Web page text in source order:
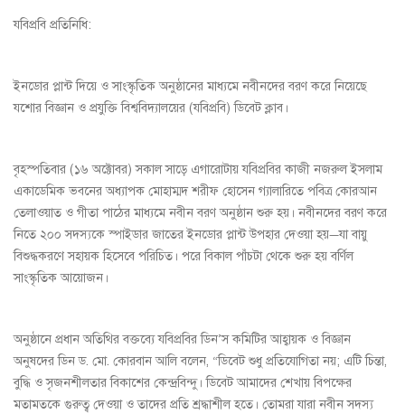
যবিপ্রবি প্রতিনিধি:
ইনডোর প্লান্ট দিয়ে ও সাংস্কৃতিক অনুষ্ঠানের মাধ্যমে নবীনদের বরণ করে নিয়েছে
যশোর বিজ্ঞান ও প্রযুক্তি বিশ্ববিদ্যালয়ের (যবিপ্রবি) ডিবেট ক্লাব।
বৃহস্পতিবার (১৬ অক্টোবর) সকাল সাড়ে এগারোটায় যবিপ্রবির কাজী নজরুল ইসলাম
একাডেমিক ভবনের অধ্যাপক মোহাম্মদ শরীফ হোসেন গ্যালারিতে পবিত্র কোরআন
তেলাওয়াত ও গীতা পাঠের মাধ্যমে নবীন বরণ অনুষ্ঠান শুরু হয়। নবীনদের বরণ করে
নিতে ২০০ সদস্যকে স্পাইডার জাতের ইনডোর প্লান্ট উপহার দেওয়া হয়—যা বায়ু
বিশুদ্ধকরণে সহায়ক হিসেবে পরিচিত। পরে বিকাল পাঁচটা থেকে শুরু হয় বর্ণিল
সাংস্কৃতিক আয়োজন।
অনুষ্ঠানে প্রধান অতিথির বক্তব্যে যবিপ্রবির ডিন’স কমিটির আহ্বায়ক ও বিজ্ঞান
অনুষদের ডিন ড. মো. কোরবান আলি বলেন, “ডিবেট শুধু প্রতিযোগিতা নয়; এটি চিন্তা,
বুদ্ধি ও সৃজনশীলতার বিকাশের কেন্দ্রবিন্দু। ডিবেট আমাদের শেখায় বিপক্ষের
মতামতকে গুরুত্ব দেওয়া ও তাদের প্রতি শ্রদ্ধাশীল হতে। তোমরা যারা নবীন সদস্য